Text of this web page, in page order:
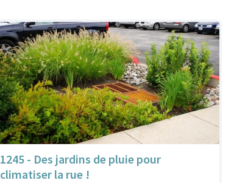
1245 - Des jardins de pluie pour
climatiser la rue !